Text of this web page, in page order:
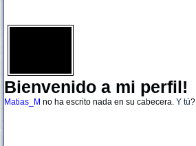
Bienvenido a mi perfil!
Matias_M no ha escrito nada en su cabecera. Y tú?